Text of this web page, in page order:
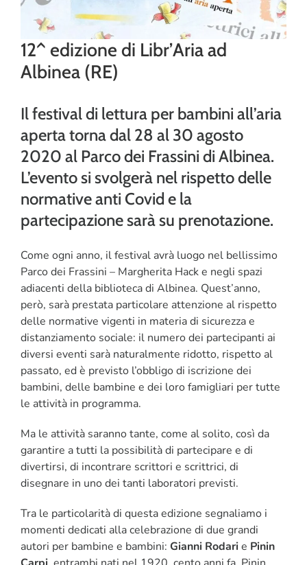
CORSI
SALUTE
SEGNALA UN EVENTO
CERCA
PER:
12^ edizione di Libr’Aria ad
Albinea (RE)
Il festival di lettura per bambini all’aria
aperta torna dal 28 al 30 agosto
2020 al Parco dei Frassini di Albinea.
L’evento si svolgerà nel rispetto delle
normative anti Covid e la
partecipazione sarà su prenotazione.
Come ogni anno, il festival avrà luogo nel bellissimo
Parco dei Frassini – Margherita Hack e negli spazi
adiacenti della biblioteca di Albinea. Quest’anno,
però, sarà prestata particolare attenzione al rispetto
delle normative vigenti in materia di sicurezza e
distanziamento sociale: il numero dei partecipanti ai
diversi eventi sarà naturalmente ridotto, rispetto al
passato, ed è previsto l’obbligo di iscrizione dei
bambini, delle bambine e dei loro famigliari per tutte
le attività in programma.
Ma le attività saranno tante, come al solito, così da
garantire a tutti la possibilità di partecipare e di
divertirsi, di incontrare scrittori e scrittrici, di
disegnare in uno dei tanti laboratori previsti.
Tra le particolarità di questa edizione segnaliamo i
momenti dedicati alla celebrazione di due grandi
autori per bambine e bambini: Gianni Rodarie Pinin